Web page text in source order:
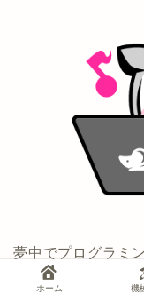
夢中でプログラミ
可愛い！
ホーム 機